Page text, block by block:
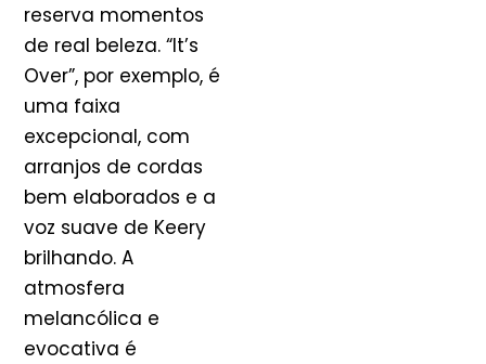
reserva momentos
de real beleza. “It’s
Over”, por exemplo, é
uma faixa
excepcional, com
arranjos de cordas
bem elaborados e a
voz suave de Keery
brilhando. A
atmosfera
melancólica e
evocativa é